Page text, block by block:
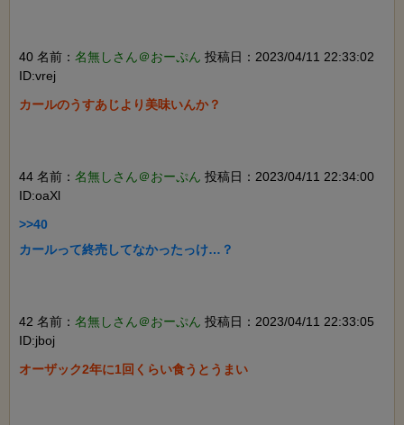
40 名前： 名無しさん＠おーぷん 投稿日：2023/04/11 22:33:02
ID:vrej
カールのうすあじより美味いんか？
44 名前： 名無しさん＠おーぷん 投稿日：2023/04/11 22:34:00
ID:oaXl
>>40
カールって終売してなかったっけ…？
42 名前： 名無しさん＠おーぷん 投稿日：2023/04/11 22:33:05
ID:jboj
オーザック2年に1回くらい食うとうまい